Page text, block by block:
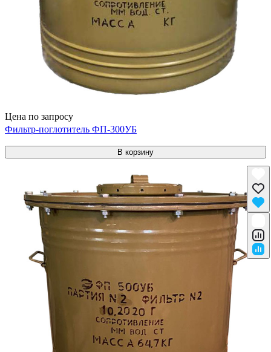
Цена по запросу
Фильтр-поглотитель ФП-300УБ
В корзину